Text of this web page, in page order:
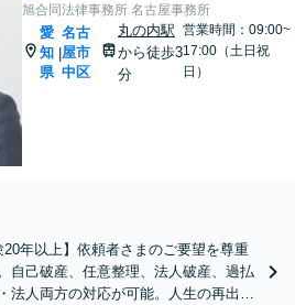
旭合同法律事務所 名古屋事務所
愛
知
県
|
名古
屋市
中区
丸の内駅
から徒歩3
分
営業時間：09:00~
17:00（土日祝
日）
20年以上】依頼者さまのご要望を尊重
自己破産、任意整理、法人破産、過払
法人両方の対応が可能。人生の再出発